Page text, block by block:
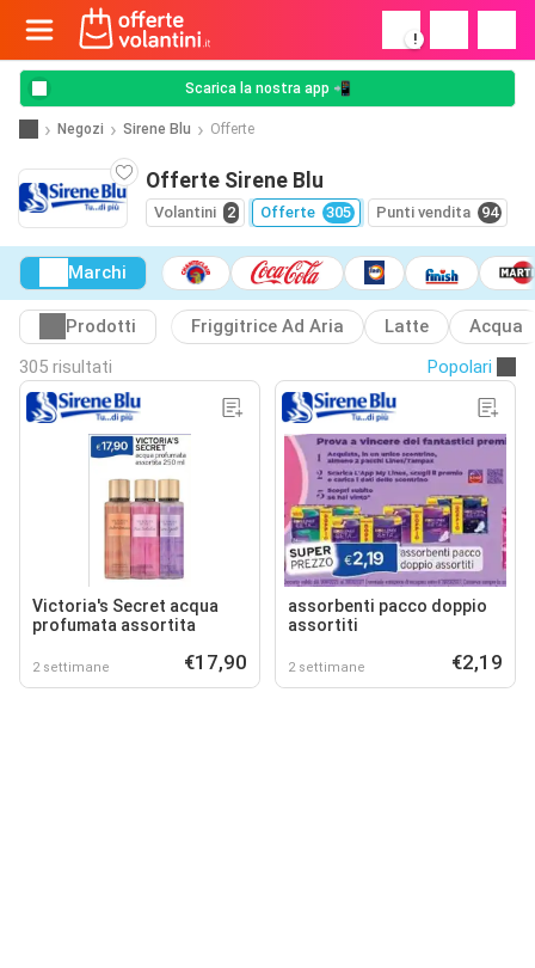
!
Scarica la nostra app 📲
Negozi Sirene Blu Offerte
Offerte Sirene Blu
Volantini 2 Offerte 305 Punti vendita 94
Marchi
Prodotti Friggitrice Ad Aria Latte
Acqua
305 risultati
Popolari
Victoria's Secret acqua
profumata assortita
2 settimane €17,90
assorbenti pacco doppio
assortiti
2 settimane €2,19